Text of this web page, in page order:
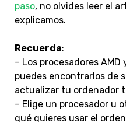
paso, no olvides leer el
explicamos.
Recuerda:
– Los procesadores
puedes encontrarlos de
actualizar tu ordenador
– Elige un procesador u
qué quieres usar el